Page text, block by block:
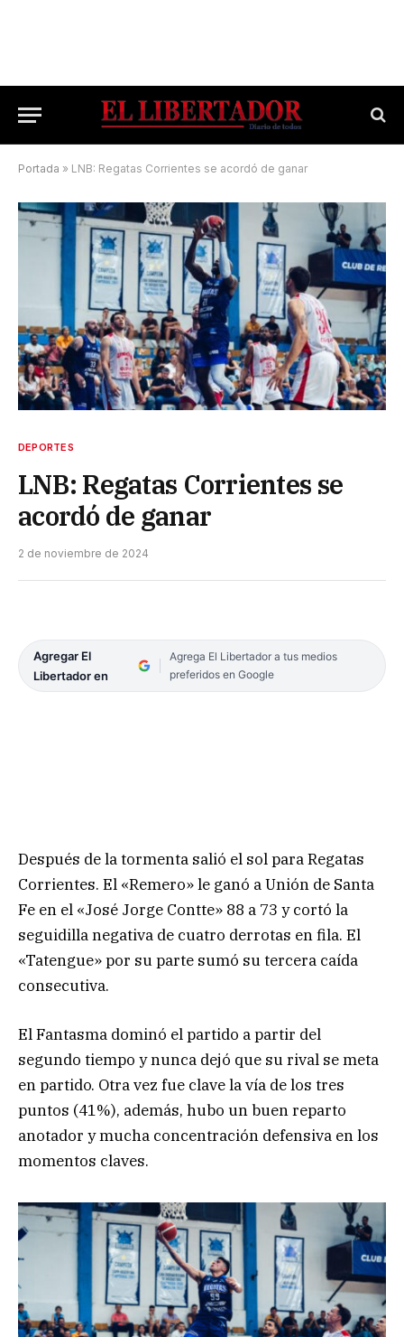
Portada » LNB: Regatas Corrientes se acordó de ganar
DEPORTES
LNB: Regatas Corrientes se
acordó de ganar
2 de noviembre de 2024
Agregar El
Libertador en
Agrega El Libertador a tus medios
preferidos en Google
Después de la tormenta salió el sol para Regatas
Corrientes. El «Remero» le ganó a Unión de Santa
Fe en el «José Jorge Contte» 88 a 73 y cortó la
seguidilla negativa de cuatro derrotas en fila. El
«Tatengue» por su parte sumó su tercera caída
consecutiva.
El Fantasma dominó el partido a partir del
segundo tiempo y nunca dejó que su rival se meta
en partido. Otra vez fue clave la vía de los tres
puntos (41%), además, hubo un buen reparto
anotador y mucha concentración defensiva en los
momentos claves.